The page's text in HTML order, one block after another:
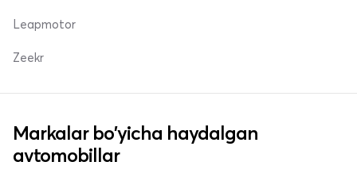
Leapmotor
Zeekr
Markalar bo'yicha haydalgan
avtomobillar